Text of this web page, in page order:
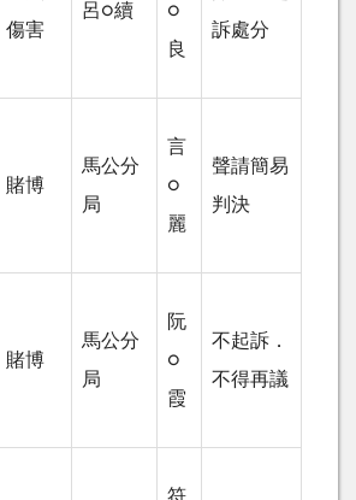
傷害
呂○續
○
良
訴處分
賭博
馬公分
局
言
○
麗
聲請簡易
判決
賭博
馬公分
局
阮
○
霞
不起訴．
不得再議
符